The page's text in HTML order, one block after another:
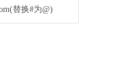
替换#为@)